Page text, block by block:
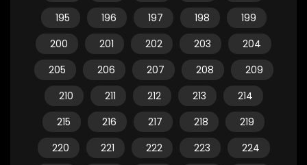
195
196 197 198
199
200
201 202 203
204
205
206 207 208
209
210
211 212 213
214
215
216 217 218
219
220
221 222 223
224